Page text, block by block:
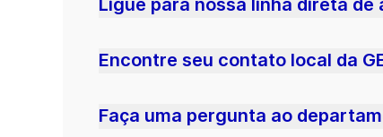
Ligue para nossa linha direta de
Encontre seu contato local da
Faça uma pergunta ao